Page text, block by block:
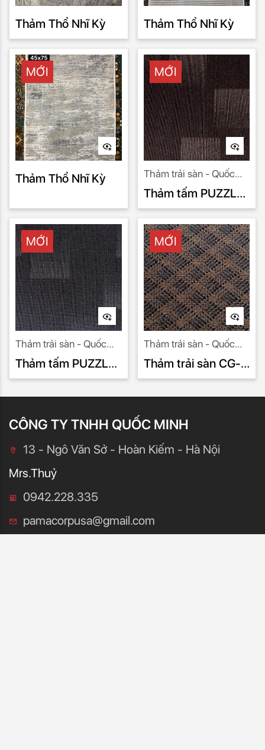
Thảm Thổ Nhĩ Kỳ Thảm Thổ Nhĩ Kỳ
MỚI
Thảm Thổ Nhĩ Kỳ
MỚI
Thảm trải sàn - Quốc
Minh nhà nhập khẩu uy
Thảm tấm PUZZLE
PU 997
MỚI
Thảm trải sàn - Quốc
Minh nhà nhập khẩu uy
Thảm tấm PUZZLE
PU 995
MỚI
Thảm trải sàn - Quốc
Minh nhà nhập khẩu uy
Thảm trải sàn CG-
777
CÔNG TY TNHH QUỐC MINH
13 - Ngô Văn Sở - Hoàn Kiếm - Hà Nội
Mrs.Thuỷ
0942.228.335
pamacorpusa@gmail.com